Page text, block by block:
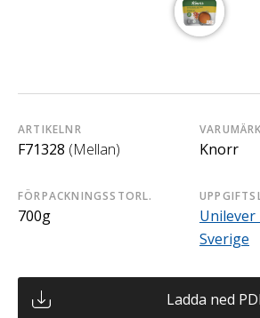
ARTIKELNR
F71328 (Mellan) Knorr
FÖRPACKNINGSSTORL.
700g
Unilever
Sverige
Ladda ned